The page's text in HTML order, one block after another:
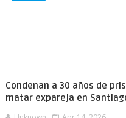
Condenan a 30 años de
matar expareja en